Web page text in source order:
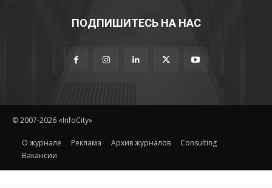
ПОДПИШИТЕСЬ НА НАС
© 2007-2026 «InfoCity»
O журнале Реклама Архив журналов
Consulting
Вакансии